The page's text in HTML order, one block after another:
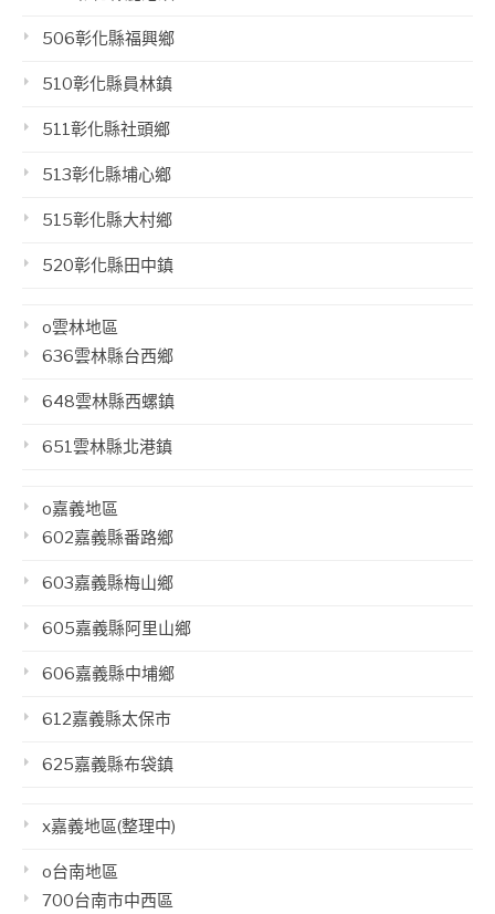
506彰化縣福興鄉
510彰化縣員林鎮
511彰化縣社頭鄉
513彰化縣埔心鄉
515彰化縣大村鄉
520彰化縣田中鎮
o雲林地區
636雲林縣台西鄉
648雲林縣西螺鎮
651雲林縣北港鎮
o嘉義地區
602嘉義縣番路鄉
603嘉義縣梅山鄉
605嘉義縣阿里山鄉
606嘉義縣中埔鄉
612嘉義縣太保市
625嘉義縣布袋鎮
x嘉義地區(整理中)
o台南地區
700台南市中西區